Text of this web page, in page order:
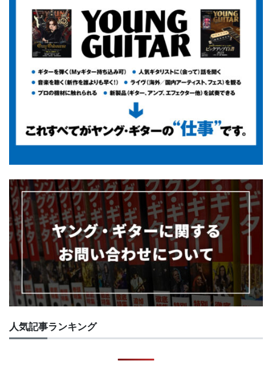
人気記事ランキング